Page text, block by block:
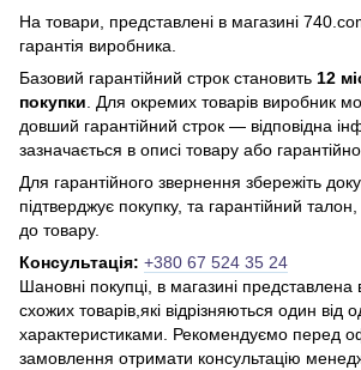
На товари, представлені в магазині
гарантія виробника.
Базовий гарантійний строк становить 12
покупки . Для окремих товарів виробник
довший гарантійний строк — відповідна
зазначається в описі товару або
Для гарантійного звернення збережіть
підтверджує покупку, та гарантійний
до товару.
Консультація: +380 67 524 35 24
Шановні покупці, в магазині представлена
схожих товарів,які відрізняються один від
характеристиками. Рекомендуємо перед
замовлення отримати консультацію